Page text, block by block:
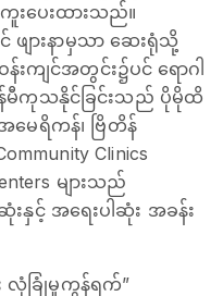
းပေးထားသည်။
ဖျားနာမှသာ ဆေးရုံသို့
းကျင်အတွင်း၌ပင် ရောဂါ
မီကုသနိုင်ခြင်းသည် ပိုမိုထိ
မေရိကန်၊ ဗြိတိန်
Clinics
များသည်
းနှင့် အရေးပါဆုံး အခန်း
း လုံခြုံမှုကွန်ရက်”